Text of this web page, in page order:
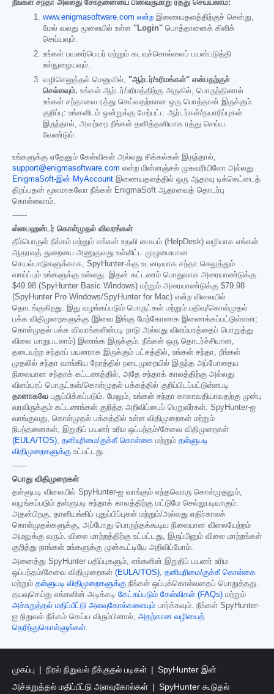
நீங்கள் சந்தா அல்லது சோதனையை பின்வருமாறு ரத்து செய்யலாம்:
www.enigmasoftware.com என்ற இணையதளத்திற்குச் சென்று,
மேல் வலது மூலையில் உள்ள "Login" பொத்தானைக் கிளிக்
செய்யவும்.
உங்கள் பயனர்பெயர் மற்றும் கடவுச்சொல்லைப் பயன்படுத்தி
உள்நுழையவும்.
வழிசெலுத்தல் மெனுவில், "ஆர்டர்/உரிமங்கள்" என்பதற்குச்
செல்லவும். உங்கள் ஆர்டர்/உரிமத்திற்கு அருகில், பொருந்தினால்
உங்கள் சந்தாவை ரத்து செய்வதற்கான ஒரு பொத்தான் இருக்கும்.
குறிப்பு: உங்களிடம் ஒன்றுக்கு மேற்பட்ட ஆர்டர்கள்/தயாரிப்புகள்
இருந்தால், அவற்றை நீங்கள் தனித்தனியாக ரத்து செய்ய
வேண்டும்.
உங்களுக்கு ஏதேனும் கேள்விகள் அல்லது சிக்கல்கள் இருந்தால்,
support@enigmasoftware.com என்ற மின்னஞ்சல் முகவரியிலோ அல்லது
EnigmaSoft-இன் MyAccount இணையதளத்தில் ஒரு ஆதரவு டிக்கெட்டைத்
திறப்பதன் மூலமாகவோ நீங்கள் EnigmaSoft ஆதரவைத் தொடர்பு
கொள்ளலாம்.
------
ஸ்பைஹன்டர் கொள்முதல் விவரங்கள்
தீம்பொருள் நீக்கம் மற்றும் எங்கள் உதவி மையம் (HelpDesk) வழியாக எங்கள்
ஆதரவுத் துறையை அணுகுவது உள்ளிட்ட முழுமையான
செயல்பாடுகளுக்காக, SpyHunter-க்கு உடனடியாக சந்தா செலுத்தும்
வாய்ப்பும் உங்களுக்கு உள்ளது. இதன் கட்டணம் பொதுவாக அரையாண்டுக்கு
$49.98 (SpyHunter Basic Windows) மற்றும் அரையாண்டுக்கு $79.98
(SpyHunter Pro Windows/SpyHunter for Mac) என்ற விலையில்
தொடங்குகிறது. இது வழங்கப்படும் பொருட்கள் மற்றும் பதிவு/கொள்முதல்
பக்க விதிமுறைகளுக்கு (இவை இங்கு மேற்கோளாக இணைக்கப்பட்டுள்ளன;
கொள்முதல் பக்க விவரங்களின்படி நாடு அல்லது விளம்பரத்தைப் பொறுத்து
விலை மாறுபடலாம்) இணங்க இருக்கும். நீங்கள் ஒரு தொடர்ச்சியான,
தடையற்ற சந்தாப் பயனராக இருக்கும் பட்சத்தில், உங்கள் சந்தா, நீங்கள்
முதலில் சந்தா வாங்கிய நேரத்தில் நடைமுறையில் இருந்த அப்போதைய
நிலையான சந்தாக் கட்டணத்தில், அதே சந்தாக் காலத்திற்கு அல்லது
விளம்பரப் பொருட்கள்/கொள்முதல் பக்கத்தில் குறிப்பிடப்பட்டுள்ளபடி
தானாகவே புதுப்பிக்கப்படும். மேலும், உங்கள் சந்தா காலாவதியாவதற்கு முன்பு
வரவிருக்கும் கட்டணங்கள் குறித்த அறிவிப்பைப் பெறுவீர்கள். SpyHunter-ஐ
வாங்குவது, கொள்முதல் பக்கத்தில் உள்ள விதிமுறைகள் மற்றும்
நிபந்தனைகள், இறுதிப் பயனர் உரிம ஒப்பந்தம்/சேவை விதிமுறைகள்
(EULA/TOS), தனியுரிமை/குக்கீ கொள்கை மற்றும் தள்ளுபடி
விதிமுறைகளுக்கு உட்பட்டது.
------
பொது விதிமுறைகள்
தள்ளுபடி விலையில் SpyHunter-ஐ வாங்கும் எந்தவொரு கொள்முதலும்,
வழங்கப்படும் தள்ளுபடி சந்தாக் காலத்திற்கு மட்டுமே செல்லுபடியாகும்.
அதன்பிறகு, தானியங்கிப் புதுப்பிப்புகள் மற்றும்/அல்லது எதிர்காலக்
கொள்முதல்களுக்கு, அப்போது பொருந்தக்கூடிய நிலையான விலையேற்றம்
அமலுக்கு வரும். விலை மாற்றத்திற்கு உட்பட்டது, இருப்பினும் விலை மாற்றங்கள்
குறித்து நாங்கள் உங்களுக்கு முன்கூட்டியே அறிவிப்போம்.
அனைத்து SpyHunter பதிப்புகளும், எங்களின் இறுதிப் பயனர் உரிம
ஒப்பந்தம்/சேவை விதிமுறைகள் (EULA/TOS), தனியுரிமை/குக்கீ கொள்கை
மற்றும் தள்ளுபடி விதிமுறைகளுக்கு நீங்கள் ஒப்புக்கொள்வதைப் பொறுத்தது.
தயவுசெய்து எங்களின் அடிக்கடி கேட்கப்படும் கேள்விகள் (FAQs) மற்றும்
அச்சுறுத்தல் மதிப்பீட்டு அளவுகோல்களையும் பார்க்கவும். நீங்கள் SpyHunter-
ஐ நிறுவல் நீக்கம் செய்ய விரும்பினால், அதற்கான வழியைத்
தெரிந்துகொள்ளுங்கள்.
முகப்பு நிரல் நிறுவல் நீக்குதல் படிகள்
SpyHunter இன்
அச்சுறுத்தல் மதிப்பீட்டு அளவுகோல்கள்
SpyHunter கூடுதல்